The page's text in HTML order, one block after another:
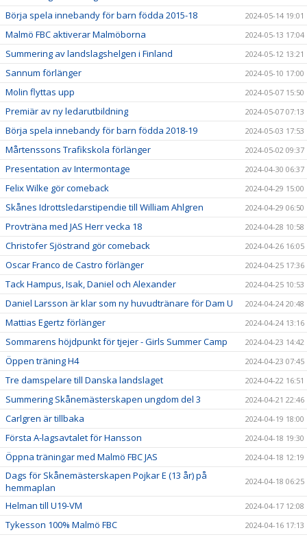
Börja spela innebandy för barn födda 2015-18 2024-05-14 19:01
Malmö FBC aktiverar Malmöborna 2024-05-13 17:04
Summering av landslagshelgen i Finland 2024-05-12 13:21
Sannum förlänger 2024-05-10 17:00
Molin flyttas upp 2024-05-07 15:50
Premiär av ny ledarutbildning 2024-05-07 07:13
Börja spela innebandy för barn födda 2018-19 2024-05-03 17:53
Mårtenssons Trafikskola förlänger 2024-05-02 09:37
Presentation av Intermontage 2024-04-30 06:37
Felix Wilke gör comeback 2024-04-29 15:00
Skånes Idrottsledarstipendie till William Ahlgren 2024-04-29 06:50
Provträna med JAS Herr vecka 18 2024-04-28 10:58
Christofer Sjöstrand gör comeback 2024-04-26 16:05
Oscar Franco de Castro förlänger 2024-04-25 17:36
Tack Hampus, Isak, Daniel och Alexander 2024-04-25 10:53
Daniel Larsson är klar som ny huvudtränare för Dam U 2024-04-24 20:48
Mattias Egertz förlänger 2024-04-24 13:16
Sommarens höjdpunkt för tjejer - Girls Summer Camp 2024-04-23 14:42
Öppen träning H4 2024-04-23 07:45
Tre damspelare till Danska landslaget 2024-04-22 16:51
Summering Skånemästerskapen ungdom del 3 2024-04-21 22:46
Carlgren är tillbaka 2024-04-19 18:00
Första A-lagsavtalet för Hansson 2024-04-18 19:30
Öppna träningar med Malmö FBC JAS 2024-04-18 12:19
Dags för Skånemästerskapen Pojkar E (13 år) på
hemmaplan
2024-04-18 06:25
Helman till U19-VM 2024-04-17 12:08
Tykesson 100% Malmö FBC 2024-04-16 17:13